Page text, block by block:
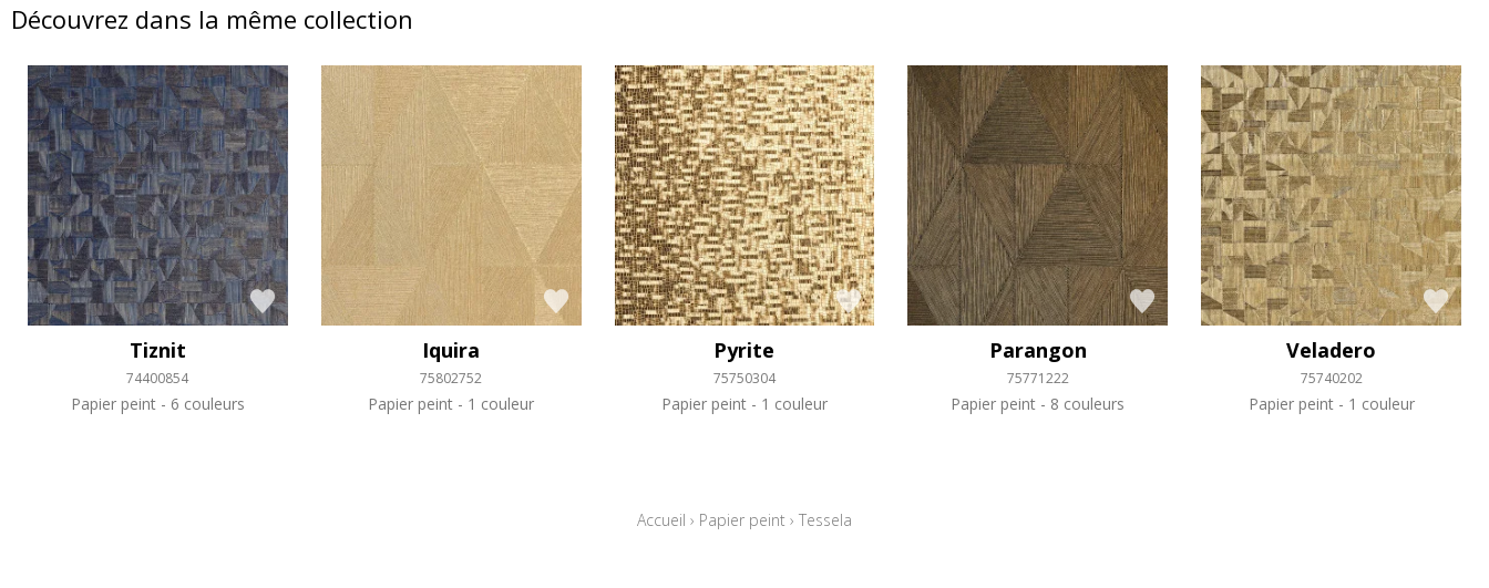
Découvrez dans la même collection
Tiznit
74400854
Papier peint 6 couleurs
Iquira
75802752
Papier peint 1 couleur
Pyrite
75750304
Papier peint 1 couleur
Parangon
75771222
Papier peint 8 couleurs
Veladero
75740202
Papier peint 1 couleur
Accueil › Papier peint › Tessela